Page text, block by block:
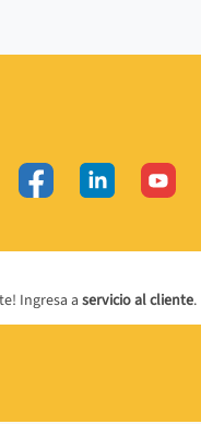
Ingresa aservicio al cliente.